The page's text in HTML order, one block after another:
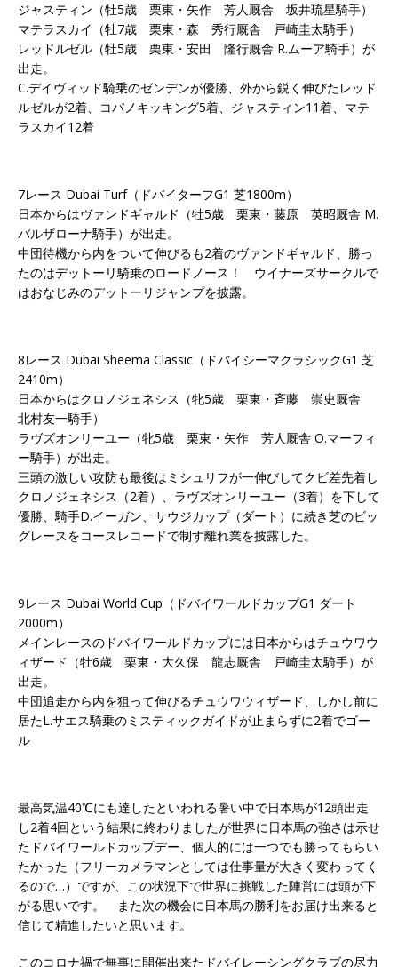
ジャスティン（牡5歳 栗東・矢作 芳人厩舎 坂井琉星騎手）
マテラスカイ（牡7歳 栗東・森 秀行厩舎 戸崎圭太騎手）
レッドルゼル（牡5歳 栗東・安田 隆行厩舎 R.ムーア騎手）が
出走。
C.デイヴィッド騎乗のゼンデンが優勝、外から鋭く伸びたレッド
ルゼルが2着、コパノキッキング5着、ジャスティン11着、マテ
ラスカイ12着
7レース Dubai Turf（ドバイターフG1 芝1800m）
日本からはヴァンドギャルド（牡5歳 栗東・藤原 英昭厩舎 M.
バルザローナ騎手）が出走。
中団待機から内をついて伸びるも2着のヴァンドギャルド、勝っ
たのはデットーリ騎乗のロードノース！ ウイナーズサークルで
はおなじみのデットーリジャンプを披露。
8レース Dubai Sheema Classic（ドバイシーマクラシックG1 芝
2410m）
日本からはクロノジェネシス（牝5歳 栗東・斉藤 崇史厩舎
北村友一騎手）
ラヴズオンリーユー（牝5歳 栗東・矢作 芳人厩舎 O.マーフィ
ー騎手）が出走。
三頭の激しい攻防も最後はミシュリフが一伸びしてクビ差先着し
クロノジェネシス（2着）、ラヴズオンリーユー（3着）を下して
優勝、騎手D.イーガン、サウジカップ（ダート）に続き芝のビッ
グレースをコースレコードで制す離れ業を披露した。
9レース Dubai World Cup（ドバイワールドカップG1 ダート
2000m）
メインレースのドバイワールドカップには日本からはチュウワウ
ィザード（牡6歳 栗東・大久保 龍志厩舎 戸崎圭太騎手）が
出走。
中団追走から内を狙って伸びるチュウワウィザード、しかし前に
居たL.サエス騎乗のミスティックガイドが止まらずに2着でゴー
ル
最高気温40℃にも達したといわれる暑い中で日本馬が12頭出走
し2着4回という結果に終わりましたが世界に日本馬の強さは示せ
たドバイワールドカップデー、個人的には一つでも勝ってもらい
たかった（フリーカメラマンとしては仕事量が大きく変わってく
るので…）ですが、この状況下で世界に挑戦した陣営には頭が下
がる思いです。 また次の機会に日本馬の勝利をお届け出来ると
信じて精進したいと思います。
このコロナ禍で無事に開催出来たドバイレーシングクラブの尽力